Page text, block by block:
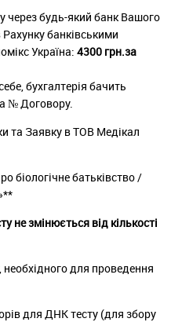
через будь-який банк Вашого
банківськими
Україна:4300 грн.за
бухгалтерія бачить
№ Договору.
та Заявку в ТОВ Медікал
біологічне батьківство /
не змінюється від кількості
необхідного для проведення
для ДНК тесту (для збору